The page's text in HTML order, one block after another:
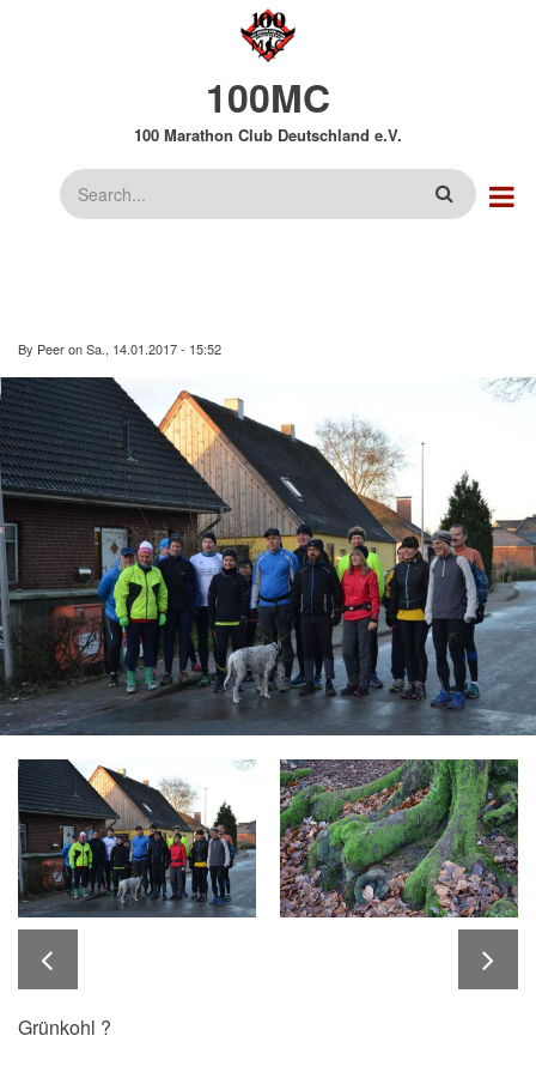
100MC
100 Marathon Club Deutschland e.V.
Suche
By PeeronSa., 14.01.2017 - 15:52
Grünkohl ?